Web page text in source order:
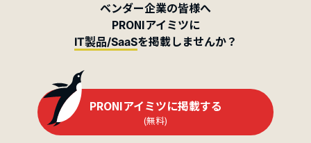
ベンダー企業の皆様へ
PRONIアイミツに
IT製品/SaaSを掲載しませんか？
PRONIアイミツに掲載する
(無料)